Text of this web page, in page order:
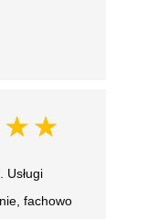
Usługi
fachowo